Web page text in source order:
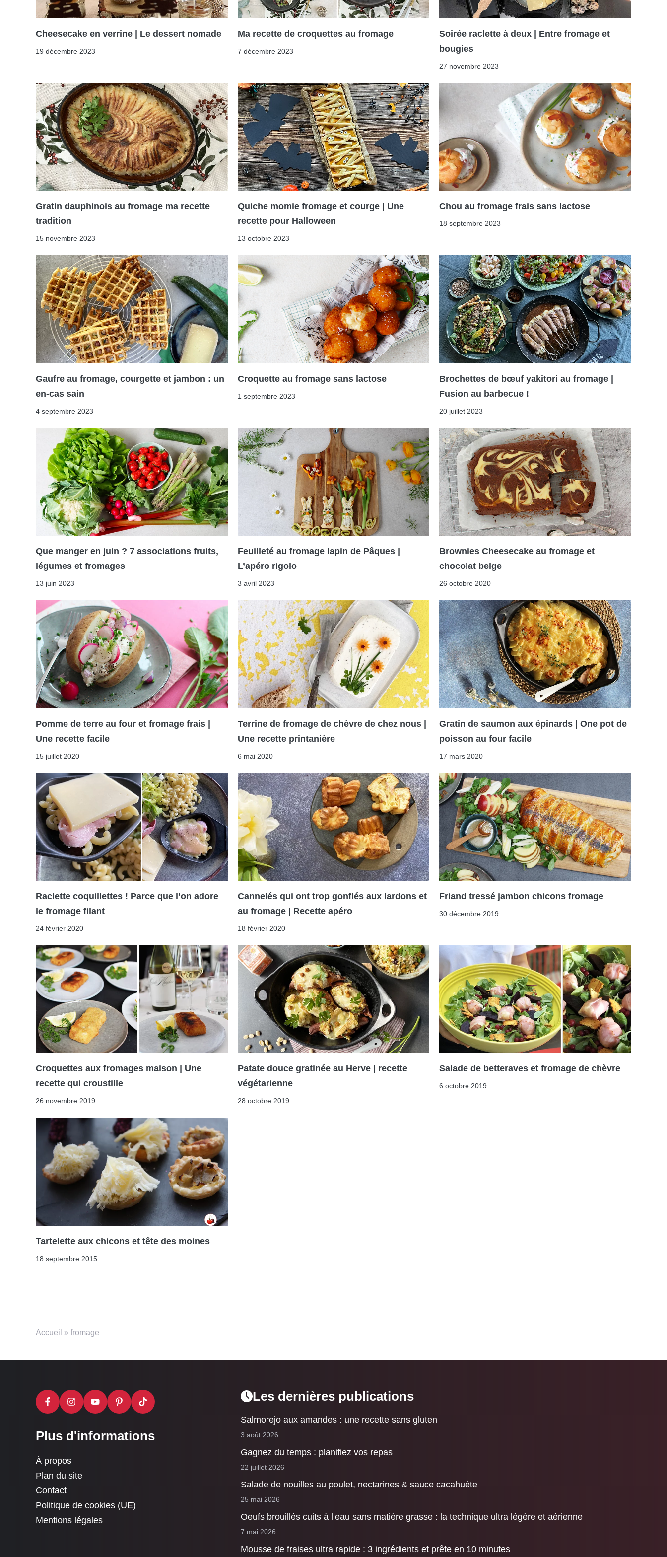
Cheesecake en verrine | Le dessert nomade
19 décembre 2023
Ma recette de croquettes au fromage
7 décembre 2023
Soirée raclette à deux | Entre fromage et
bougies
27 novembre 2023
Gratin dauphinois au fromage ma recette
tradition
15 novembre 2023
Quiche momie fromage et courge | Une
recette pour Halloween
13 octobre 2023
Chou au fromage frais sans lactose
18 septembre 2023
Gaufre au fromage, courgette et jambon : un
en-cas sain
4 septembre 2023
Croquette au fromage sans lactose
1 septembre 2023
Brochettes de bœuf yakitori au fromage |
Fusion au barbecue !
20 juillet 2023
Que manger en juin ? 7 associations fruits,
légumes et fromages
13 juin 2023
Feuilleté au fromage lapin de Pâques |
L’apéro rigolo
3 avril 2023
Brownies Cheesecake au fromage et
chocolat belge
26 octobre 2020
Pomme de terre au four et fromage frais |
Une recette facile
15 juillet 2020
Terrine de fromage de chèvre de chez nous |
Une recette printanière
6 mai 2020
Gratin de saumon aux épinards | One pot de
poisson au four facile
17 mars 2020
Raclette coquillettes ! Parce que l’on adore
le fromage filant
24 février 2020
Cannelés qui ont trop gonflés aux lardons et
au fromage | Recette apéro
18 février 2020
Friand tressé jambon chicons fromage
30 décembre 2019
Croquettes aux fromages maison | Une
recette qui croustille
26 novembre 2019
Patate douce gratinée au Herve | recette
végétarienne
28 octobre 2019
Salade de betteraves et fromage de chèvre
6 octobre 2019
Tartelette aux chicons et tête des moines
18 septembre 2015
Accueil » fromage
Plus d'informations
À propos
Plan du site
Contact
Politique de cookies (UE)
Mentions légales
Les dernières publications
Salmorejo aux amandes : une recette sans gluten
3 août 2026
Gagnez du temps : planifiez vos repas
22 juillet 2026
Salade de nouilles au poulet, nectarines & sauce cacahuète
25 mai 2026
Oeufs brouillés cuits à l’eau sans matière grasse : la technique ultra légère et aérienne
7 mai 2026
Mousse de fraises ultra rapide : 3 ingrédients et prête en 10 minutes